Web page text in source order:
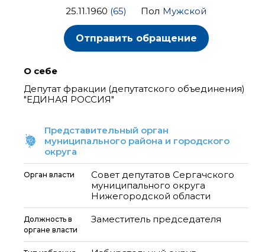
25.11.1960 (65) Пол Мужской
Отправить обращение
О себе
Депутат фракции (депутатского объединения)
"ЕДИНАЯ РОССИЯ"
Представительный орган
муниципального района и городского
округа
Орган власти
Совет депутатов Сергачского
муниципального округа
Нижегородской области
Должность в
органе власти
Заместитель председателя